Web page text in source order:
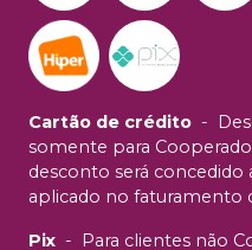
Cartão de crédito -
somente para
desconto será concedido
aplicado no faturamento
Pix -
Para clientes não